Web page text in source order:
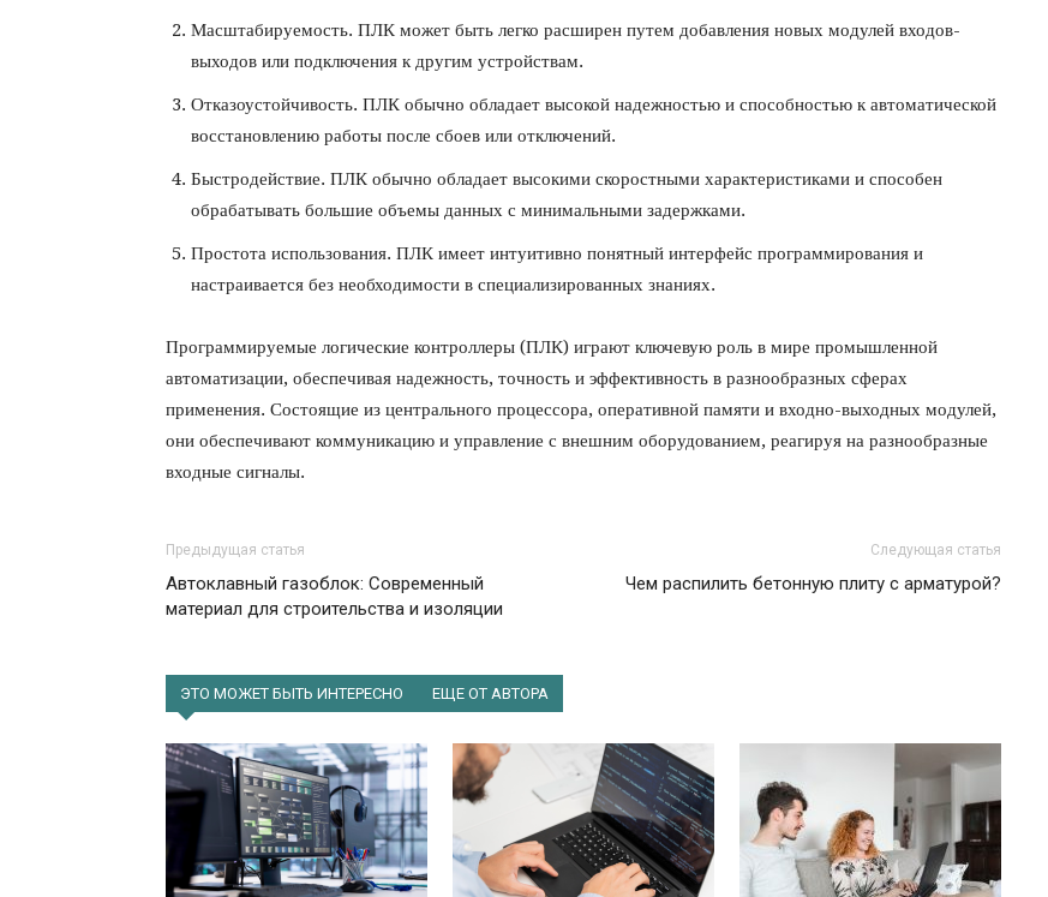
Масштабируемость. ПЛК может быть легко расширен путем добавления новых модулей входов-
выходов или подключения к другим устройствам.
Отказоустойчивость. ПЛК обычно обладает высокой надежностью и способностью к автоматической
восстановлению работы после сбоев или отключений.
Быстродействие. ПЛК обычно обладает высокими скоростными характеристиками и способен
обрабатывать большие объемы данных с минимальными задержками.
Простота использования. ПЛК имеет интуитивно понятный интерфейс программирования и
настраивается без необходимости в специализированных знаниях.
Программируемые логические контроллеры (ПЛК) играют ключевую роль в мире промышленной
автоматизации, обеспечивая надежность, точность и эффективность в разнообразных сферах
применения. Состоящие из центрального процессора, оперативной памяти и входно-выходных модулей,
они обеспечивают коммуникацию и управление с внешним оборудованием, реагируя на разнообразные
входные сигналы.
Предыдущая статья
Автоклавный газоблок: Современный
материал для строительства и изоляции
Следующая статья
Чем распилить бетонную плиту с арматурой?
ЭТО МОЖЕТ БЫТЬ ИНТЕРЕСНО ЕЩЕ ОТ АВТОРА